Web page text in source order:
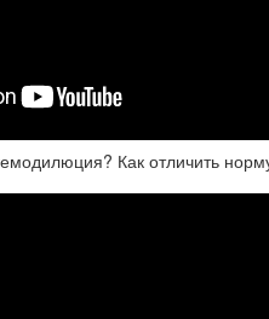
Как отличить